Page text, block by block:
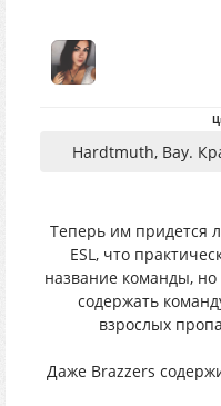
Hardtmuth, Вау.
Теперь им придется
ESL, что
название команды, но
содержать
взрослых
Даже Brazzers